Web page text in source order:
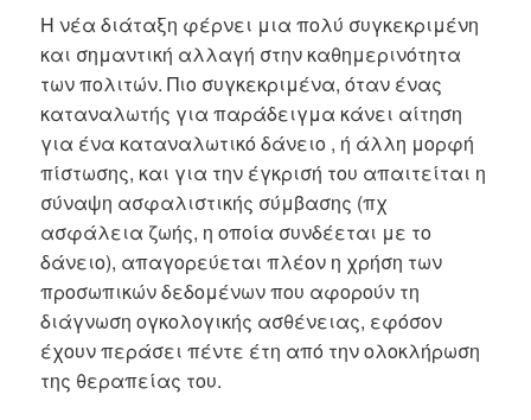
Η νέα διάταξη φέρνει μια πολύ συγκεκριμένη
και σημαντική αλλαγή στην καθημερινότητα
των πολιτών. Πιο συγκεκριμένα, όταν ένας
καταναλωτής για παράδειγμα κάνει αίτηση
για ένα καταναλωτικό δάνειο , ή άλλη μορφή
πίστωσης, και για την έγκρισή του απαιτείται η
σύναψη ασφαλιστικής σύμβασης (πχ
ασφάλεια ζωής, η οποία συνδέεται με το
δάνειο), απαγορεύεται πλέον η χρήση των
προσωπικών δεδομένων που αφορούν τη
διάγνωση ογκολογικής ασθένειας, εφόσον
έχουν περάσει πέντε έτη από την ολοκλήρωση
της θεραπείας του.